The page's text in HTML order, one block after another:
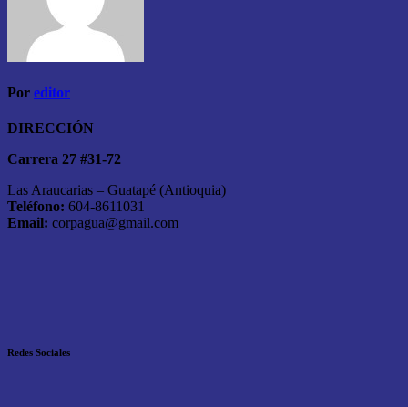
Por editor
DIRECCIÓN
Carrera 27 #31-72
Las Araucarias – Guatapé (Antioquia)
Teléfono: 604-8611031
Email: corpagua@gmail.com
Redes Sociales